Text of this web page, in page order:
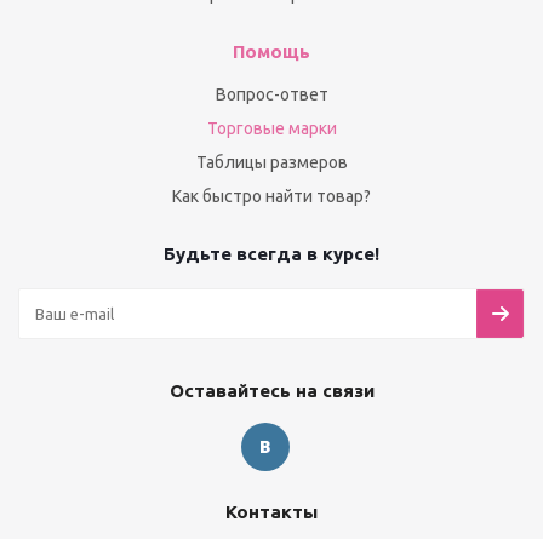
Помощь
Вопрос-ответ
Торговые марки
Таблицы размеров
Как быстро найти товар?
Будьте всегда в курсе!
Оставайтесь на связи
Контакты